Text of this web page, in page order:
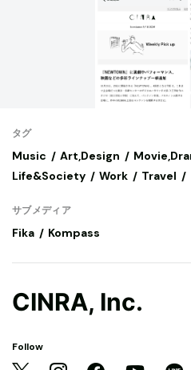
タグ
Music Art,Design
Life&Society
Work Travel
サブメディア
Fika Kompass
CINRA, Inc.
Follow